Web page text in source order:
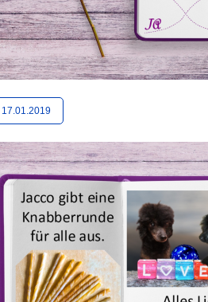
17.01.2019